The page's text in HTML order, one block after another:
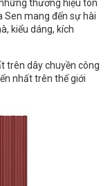
thương hiệu tôn
Sen mang đến sự hài
kiểu dáng, kích
trên dây chuyền công
nhất trên thế giới